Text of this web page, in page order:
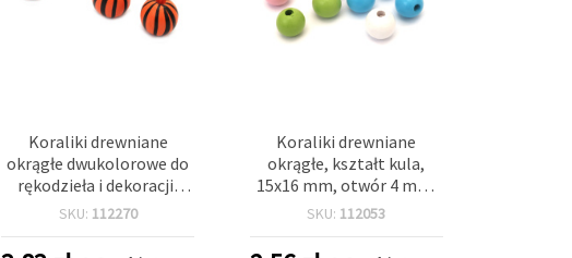
Koraliki drewniane
okrągłe dwukolorowe do
rękodzieła i dekoracji,
15x16 mm, otwór 4 mm –
SKU: 112270
Koraliki drewniane
okrągłe, kształt kula,
15x16 mm, otwór 4 mm,
MIX kolorów - 20 g (~17
SKU: 112053